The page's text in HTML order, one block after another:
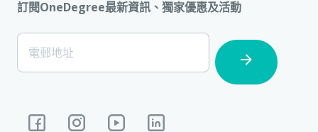
訂閱OneDegree最新資訊、獨家優惠及活動
[Footer]
Subscription
電郵地址